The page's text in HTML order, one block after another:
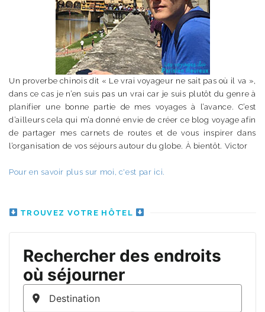
Un proverbe chinois dit « Le vrai voyageur ne sait pas où il va »,
dans ce cas je n’en suis pas un vrai car je suis plutôt du genre à
planifier une bonne partie de mes voyages à l’avance. C’est
d’ailleurs cela qui m’a donné envie de créer ce blog voyage afin
de partager mes carnets de routes et de vous inspirer dans
l’organisation de vos séjours autour du globe. À bientôt. Victor
Pour en savoir plus sur moi, c'est par ici.
TROUVEZ VOTRE HÔTEL